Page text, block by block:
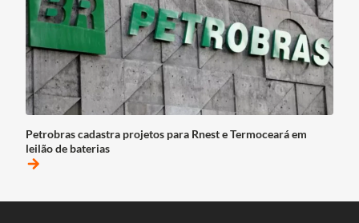
Petrobras cadastra projetos para Rnest e Termoceará em
leilão de baterias
arrow_forward